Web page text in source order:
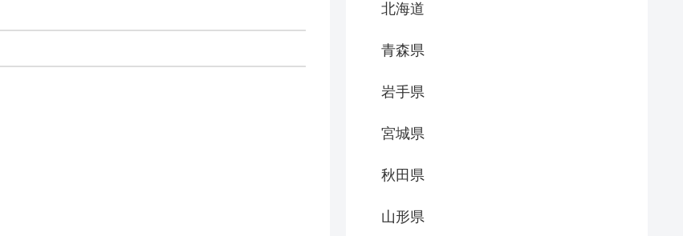
北海道
青森県
岩手県
宮城県
秋田県
山形県